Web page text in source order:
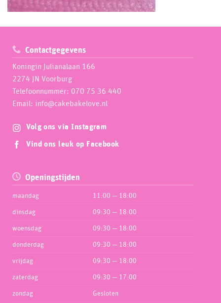
Contactgegevens
Koningin Julianalaan 166
2274 JN Voorburg
Telefoonnummer: 070 75 36 440
Email: info@cakebakelove.nl
Volg ons via Instagram
Vind ons leuk op Facebook
Openingstijden
maandag 11:00 — 18:00
dinsdag 09:30 — 18:00
woensdag 09:30 — 18:00
donderdag 09:30 — 18:00
vrijdag 09:30 — 18:00
zaterdag 09:30 — 17:00
zondag Gesloten